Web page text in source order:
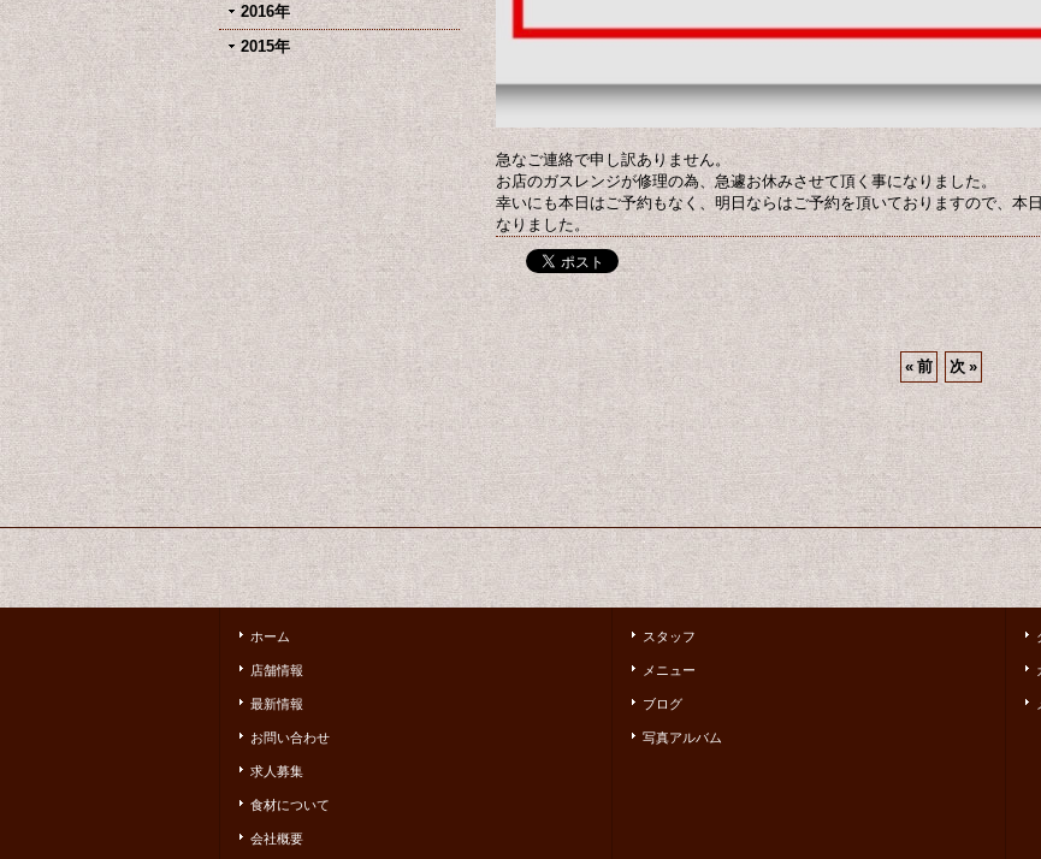
2016年
2015年
急なご連絡で申し訳ありません。
お店のガスレンジが修理の為、急遽お休みさせて頂く事になりました。
幸いにも本日はご予約もなく、明日ならはご予約を頂いておりますので、本
なりました。
« 前 次 »
ホーム
店舗情報
最新情報
お問い合わせ
求人募集
食材について
会社概要
スタッフ
メニュー
ブログ
写真アルバム